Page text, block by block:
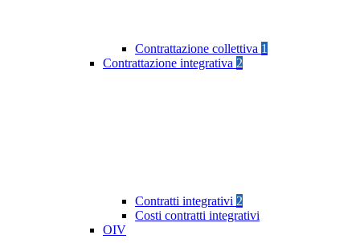
Contrattazione collettiva 1
Contrattazione integrativa 2
Contratti integrativi 2
Costi contratti integrativi
OIV